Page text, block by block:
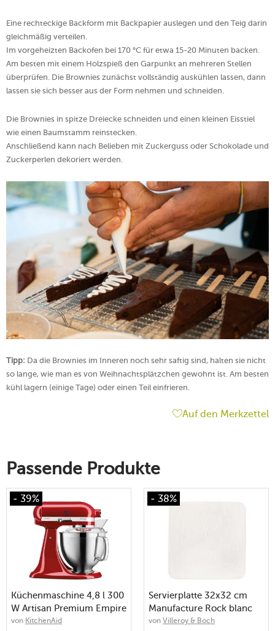
Eine rechteckige Backform mit Backpapier auslegen und den Teig darin
gleichmäßig verteilen.
Im vorgeheizten Backofen bei 170 °C für etwa 15-20 Minuten backen.
Am besten mit einem Holzspieß den Garpunkt an mehreren Stellen
überprüfen. Die Brownies zunächst vollständig auskühlen lassen, dann
lassen sie sich besser aus der Form nehmen und schneiden.
Die Brownies in spitze Dreiecke schneiden und einen kleinen Eisstiel
wie einen Baumstamm reinstecken.
Anschließend kann nach Belieben mit Zuckerguss oder Schokolade und
Zuckerperlen dekoriert werden.
Tipp: Da die Brownies im Inneren noch sehr saftig sind, halten sie nicht
so lange, wie man es von Weihnachtsplätzchen gewohnt ist. Am besten
kühl lagern (einige Tage) oder einen Teil einfrieren.
Auf den Merkzettel
Passende Produkte
- 39%
Küchenmaschine 4,8 l 300
W Artisan Premium Empire
Rot
von KitchenAid
- 38%
Servierplatte 32x32 cm
Manufacture Rock blanc
von Villeroy & Boch